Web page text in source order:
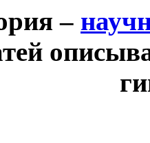
–